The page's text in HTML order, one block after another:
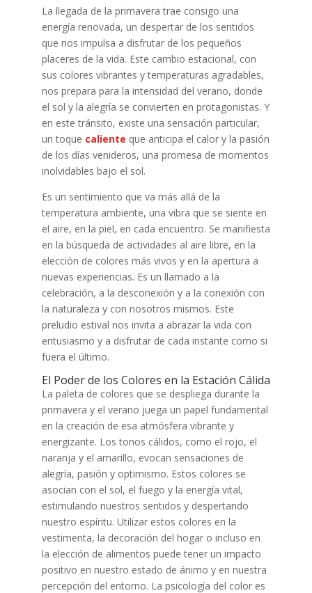
La llegada de la primavera trae consigo una
energía renovada, un despertar de los sentidos
que nos impulsa a disfrutar de los pequeños
placeres de la vida. Este cambio estacional, con
sus colores vibrantes y temperaturas agradables,
nos prepara para la intensidad del verano, donde
el sol y la alegría se convierten en protagonistas. Y
en este tránsito, existe una sensación particular,
un toque caliente que anticipa el calor y la pasión
de los días venideros, una promesa de momentos
inolvidables bajo el sol.
Es un sentimiento que va más allá de la
temperatura ambiente, una vibra que se siente en
el aire, en la piel, en cada encuentro. Se manifiesta
en la búsqueda de actividades al aire libre, en la
elección de colores más vivos y en la apertura a
nuevas experiencias. Es un llamado a la
celebración, a la desconexión y a la conexión con
la naturaleza y con nosotros mismos. Este
preludio estival nos invita a abrazar la vida con
entusiasmo y a disfrutar de cada instante como si
fuera el último.
El Poder de los Colores en la Estación Cálida
La paleta de colores que se despliega durante la
primavera y el verano juega un papel fundamental
en la creación de esa atmósfera vibrante y
energizante. Los tonos cálidos, como el rojo, el
naranja y el amarillo, evocan sensaciones de
alegría, pasión y optimismo. Estos colores se
asocian con el sol, el fuego y la energía vital,
estimulando nuestros sentidos y despertando
nuestro espíritu. Utilizar estos colores en la
vestimenta, la decoración del hogar o incluso en
la elección de alimentos puede tener un impacto
positivo en nuestro estado de ánimo y en nuestra
percepción del entorno. La psicología del color es